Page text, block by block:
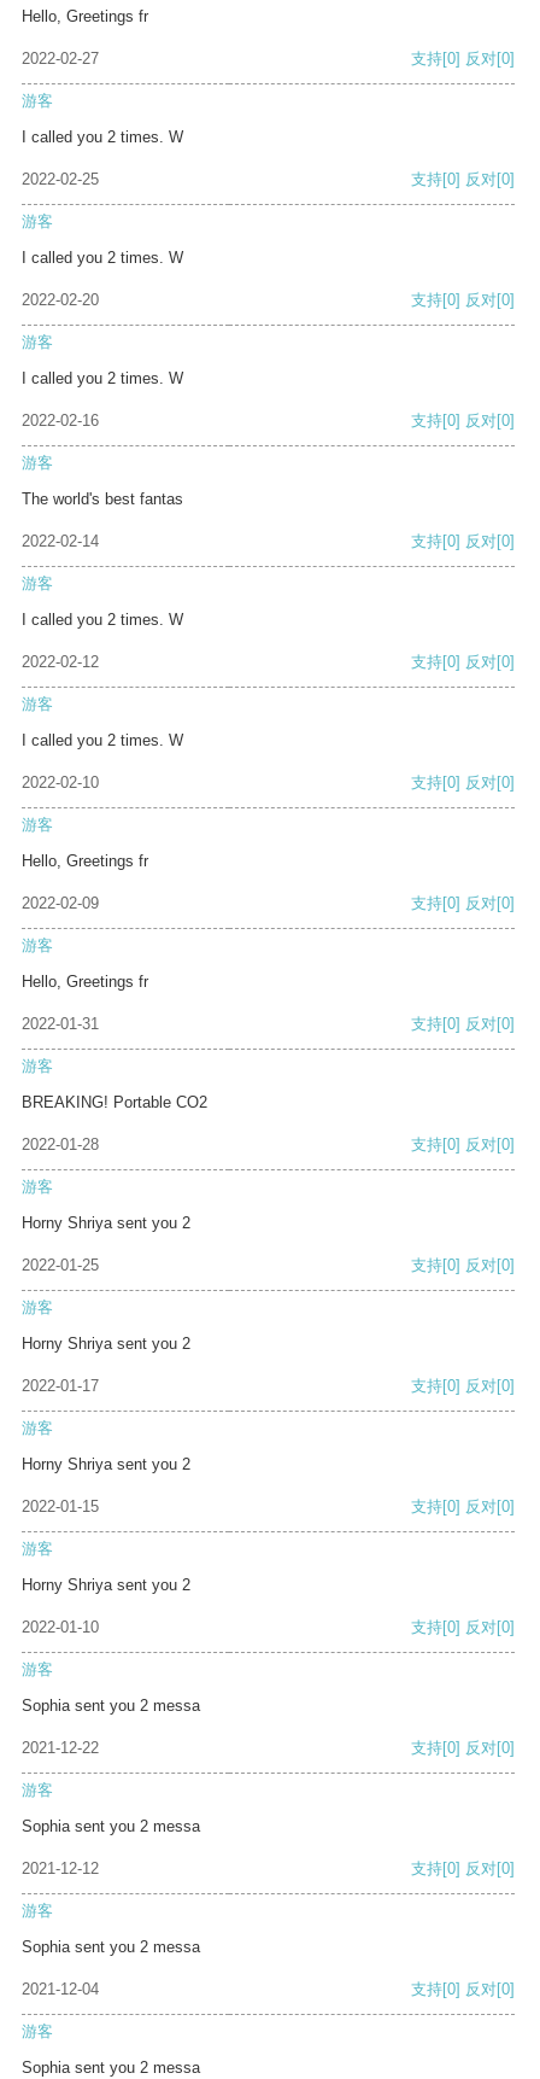
Hello, Greetings fr
2022-02-27 支持[0] 反对[0]
游客
I called you 2 times. W
2022-02-25 支持[0] 反对[0]
游客
I called you 2 times. W
2022-02-20 支持[0] 反对[0]
游客
I called you 2 times. W
2022-02-16 支持[0] 反对[0]
游客
The world's best fantas
2022-02-14 支持[0] 反对[0]
游客
I called you 2 times. W
2022-02-12 支持[0] 反对[0]
游客
I called you 2 times. W
2022-02-10 支持[0] 反对[0]
游客
Hello, Greetings fr
2022-02-09 支持[0] 反对[0]
游客
Hello, Greetings fr
2022-01-31 支持[0] 反对[0]
游客
BREAKING! Portable CO2
2022-01-28 支持[0] 反对[0]
游客
Horny Shriya sent you 2
2022-01-25 支持[0] 反对[0]
游客
Horny Shriya sent you 2
2022-01-17 支持[0] 反对[0]
游客
Horny Shriya sent you 2
2022-01-15 支持[0] 反对[0]
游客
Horny Shriya sent you 2
2022-01-10 支持[0] 反对[0]
游客
Sophia sent you 2 messa
2021-12-22 支持[0] 反对[0]
游客
Sophia sent you 2 messa
2021-12-12 支持[0] 反对[0]
游客
Sophia sent you 2 messa
2021-12-04 支持[0] 反对[0]
游客
Sophia sent you 2 messa